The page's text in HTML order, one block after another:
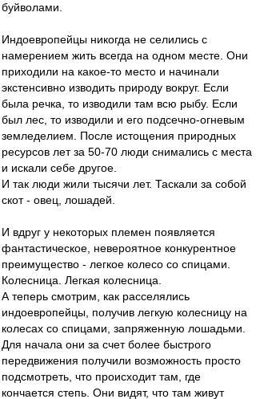
буйволами.
Индоевропейцы никогда не селились с
намерением жить всегда на одном месте. Они
приходили на какое-то место и начинали
экстенсивно изводить природу вокруг. Если
была речка, то изводили там всю рыбу. Если
был лес, то изводили и его подсечно-огневым
земледелием. После истощения природных
ресурсов лет за 50-70 люди снимались с места
и искали себе другое.
И так люди жили тысячи лет. Таскали за собой
скот - овец, лошадей.
И вдруг у некоторых племен появляется
фантастическое, невероятное конкурентное
преимущество - легкое колесо со спицами.
Колесница. Легкая колесница.
А теперь смотрим, как расселялись
индоевропейцы, получив легкую колесницу на
колесах со спицами, запряженную лошадьми.
Для начала они за счет более быстрого
передвижения получили возможность просто
подсмотреть, что происходит там, где
кончается степь. Они видят, что там живут